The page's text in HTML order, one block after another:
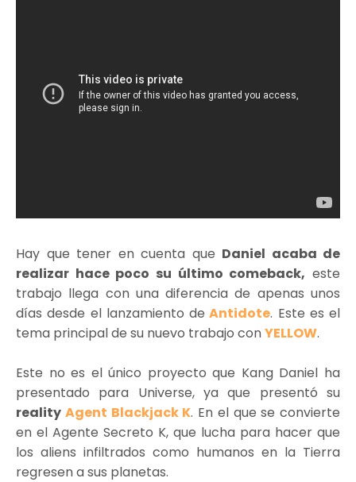
Hay que tener en cuenta que Daniel acaba de
realizar hace poco su último comeback, este
trabajo llega con una diferencia de apenas unos
días desde el lanzamiento de Antidote. Este es el
tema principal de su nuevo trabajo conYELLOW.
Este no es el único proyecto que Kang Daniel ha
presentado para Universe, ya que presentó su
reality Agent Blackjack K. En el que se convierte
en el Agente Secreto K, que lucha para hacer que
los aliens infiltrados como humanos en la Tierra
regresen a sus planetas.